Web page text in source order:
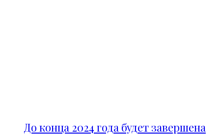
До конца 2024 года будет завершена